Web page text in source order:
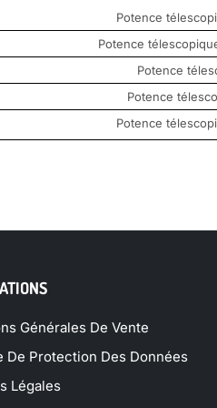
Potence
Potence
Potence
Potence
Potence
Générales De Vente
De Protection Des Données
Légales